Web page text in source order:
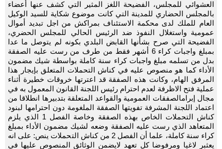
العشوائي للمجلس، الفضيحة اللغز المثير التي كشف عنها أعضاء
بالمجلس الحضاري للمدينة التي كانت موضوع شكاية للسيد الوكيل
العام للملك لدى محكمة الاستئناف بمراكش من اجل تبديد أموال
عمومية واستغلال النفوذ ضد الرئيس الحالي للمجلس الحضري،
الفضيحة التي صرح بشأنها القابض البلدي بكونه لم يتوصل ما عدا
بمبلغ واجبات كراء 6 أشهر فقط من طرف من رست عليه الصفقة
بدل من تسلمه مبلغ واجبات كراء سنة كاملة بواسطة شيك مضمون
الأداء كما هو منصوص عليه في كناش التحملات المتعلق بإيجار هذا
المرفق الهام، وكانت هذه الصفقة قد اعترتها خروقات خطيرة أثناء
عملية فتح الاظرفة لعدم احترام رئيس اللجنة القانون المعمول به في
مجال إبرامالصفقات العمومية والقواعد المتعلقة بتدبيرها انطلاقا من
اعتماد اللجنة المشرفة تفويتها الصفقة الملغومة دون احترامها لبنود
كناش التحملات الخاص بهذه الصفقة وخاصة الفصل 1 الذي يلزم
المتعاهد الذي رست عليه الصفقة وضعه لشيك مضمون الأداء بمبلغ
كراء سنة كاملة، علما أن الفصل 2 من كناش التحملات ينص: على انه
يعثبر لاغيا ومرفوضا كل تعهد لايضمن الوثائق المنصوص عليها في